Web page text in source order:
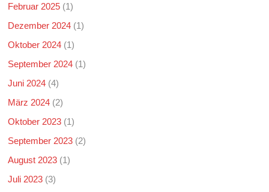
Februar 2025 (1)
Dezember 2024 (1)
Oktober 2024 (1)
September 2024 (1)
Juni 2024 (4)
März 2024 (2)
Oktober 2023 (1)
September 2023 (2)
August 2023 (1)
Juli 2023 (3)